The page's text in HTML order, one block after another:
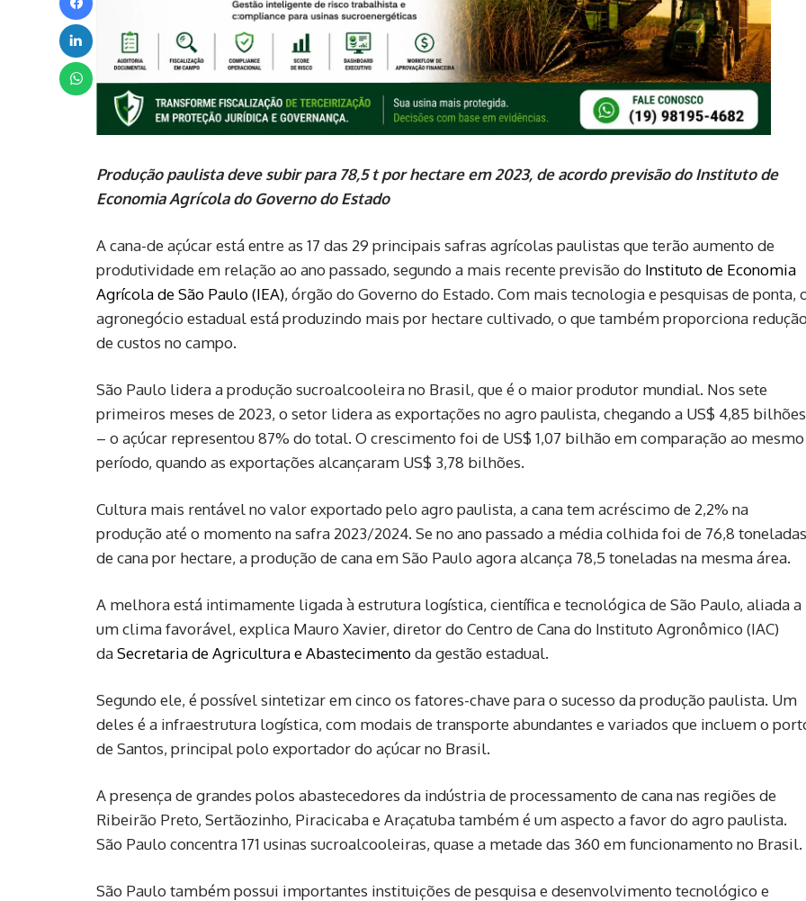
Produção paulista deve subir para 78,5 t por hectare em 2023, de acordo previsão do Instituto de
Economia Agrícola do Governo do Estado
A cana-de açúcar está entre as 17 das 29 principais safras agrícolas paulistas que terão aumento de
produtividade em relação ao ano passado, segundo a mais recente previsão do Instituto de Economia
Agrícola de São Paulo (IEA), órgão do Governo do Estado. Com mais tecnologia e pesquisas de ponta,
agronegócio estadual está produzindo mais por hectare cultivado, o que também proporciona redução
de custos no campo.
São Paulo lidera a produção sucroalcooleira no Brasil, que é o maior produtor mundial. Nos sete
primeiros meses de 2023, o setor lidera as exportações no agro paulista, chegando a US$ 4,85 bilhões
– o açúcar representou 87% do total. O crescimento foi de US$ 1,07 bilhão em comparação ao mesmo
período, quando as exportações alcançaram US$ 3,78 bilhões.
Cultura mais rentável no valor exportado pelo agro paulista, a cana tem acréscimo de 2,2% na
produção até o momento na safra 2023/2024. Se no ano passado a média colhida foi de 76,8 toneladas
de cana por hectare, a produção de cana em São Paulo agora alcança 78,5 toneladas na mesma área.
A melhora está intimamente ligada à estrutura logística, científica e tecnológica de São Paulo, aliada a
um clima favorável, explica Mauro Xavier, diretor do Centro de Cana do Instituto Agronômico (IAC)
daSecretaria de Agricultura e Abastecimentoda gestão estadual.
Segundo ele, é possível sintetizar em cinco os fatores-chave para o sucesso da produção paulista. Um
deles é a infraestrutura logística, com modais de transporte abundantes e variados que incluem o
de Santos, principal polo exportador do açúcar no Brasil.
A presença de grandes polos abastecedores da indústria de processamento de cana nas regiões de
Ribeirão Preto, Sertãozinho, Piracicaba e Araçatuba também é um aspecto a favor do agro paulista.
São Paulo concentra 171 usinas sucroalcooleiras, quase a metade das 360 em funcionamento no Brasil.
São Paulo também possui importantes instituições de pesquisa e desenvolvimento tecnológico e